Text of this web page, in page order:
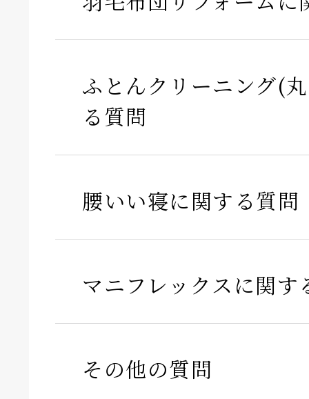
ふとんクリーニング(
る質問
腰いい寝に関する質問
マニフレックスに関す
その他の質問